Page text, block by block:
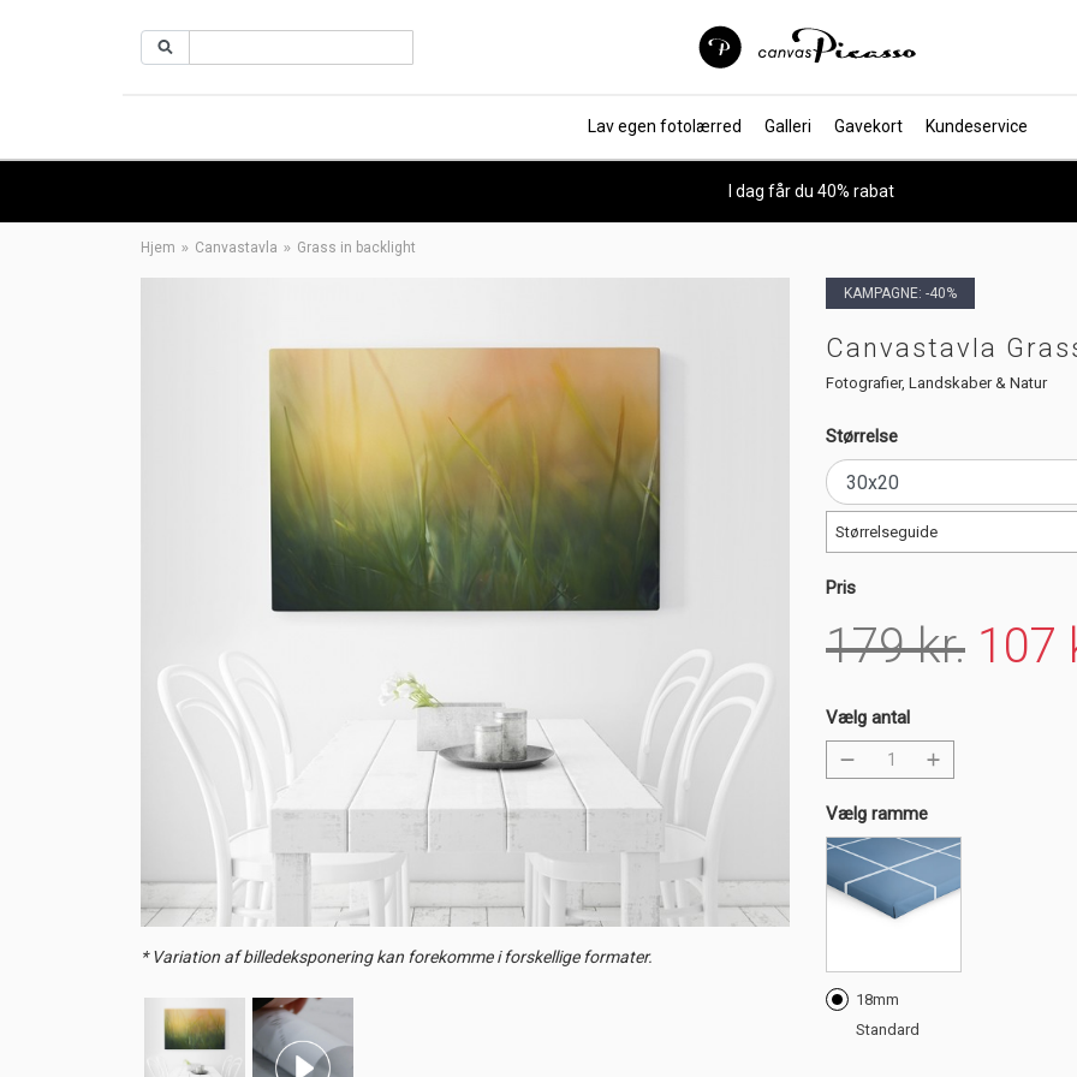
Lav egen fotolærred Galleri Gavekort Kundeservice
I dag får du 40% rabat
Hjem Canvastavla Grass in backlight
* Variation af billedeksponering kan forekomme i forskellige formater.
KAMPAGNE: -40%
Canvastavla
Fotografier, Landskaber & Natur
Størrelse
Størrelseguide
Pris
179 kr. 107
Vælg antal
Vælg ramme
18mm
Standard